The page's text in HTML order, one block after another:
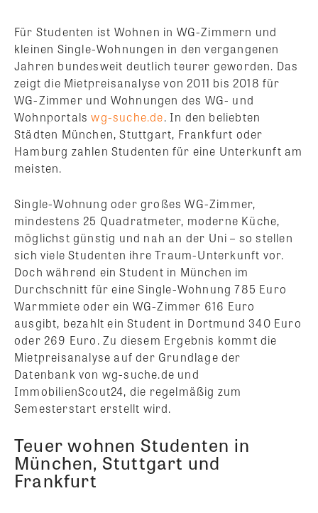
Für Studenten ist Wohnen in WG-Zimmern und
kleinen Single-Wohnungen in den vergangenen
Jahren bundesweit deutlich teurer geworden. Das
zeigt die Mietpreisanalyse von 2011 bis 2018 für
WG-Zimmer und Wohnungen des WG- und
Wohnportalswg-suche.de. In den beliebten
Städten München, Stuttgart, Frankfurt oder
Hamburg zahlen Studenten für eine Unterkunft am
meisten.
Single-Wohnung oder großes WG-Zimmer,
mindestens 25 Quadratmeter, moderne Küche,
möglichst günstig und nah an der Uni – so stellen
sich viele Studenten ihre Traum-Unterkunft vor.
Doch während ein Student in München im
Durchschnitt für eine Single-Wohnung 785 Euro
Warmmiete oder ein WG-Zimmer 616 Euro
ausgibt, bezahlt ein Student in Dortmund 340 Euro
oder 269 Euro. Zu diesem Ergebnis kommt die
Mietpreisanalyse auf der Grundlage der
Datenbank von wg-suche.de und
ImmobilienScout24, die regelmäßig zum
Semesterstart erstellt wird.
Teuer wohnen Studenten in
München, Stuttgart und
Frankfurt